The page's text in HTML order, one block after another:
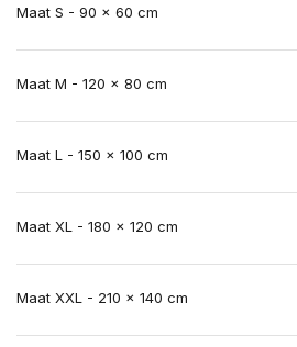
Maat S - 90 x 60 cm
Maat M - 120 x 80 cm
Maat L - 150 x 100 cm
Maat XL - 180 x 120 cm
Maat XXL - 210 x 140 cm